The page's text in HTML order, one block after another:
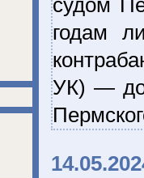
судом
годам
УК) —